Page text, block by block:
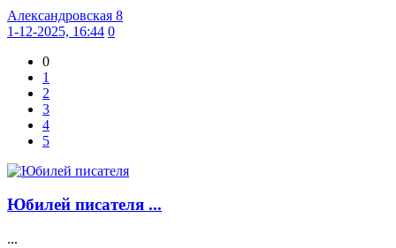
Александровская 8
1-12-2025, 16:44 0
0
1
2
3
4
5
Юбилей писателя ...
...